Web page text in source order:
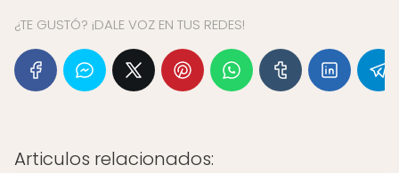
¿TE GUSTÓ? ¡DALE VOZ EN TUS REDES!
Articulos relacionados: